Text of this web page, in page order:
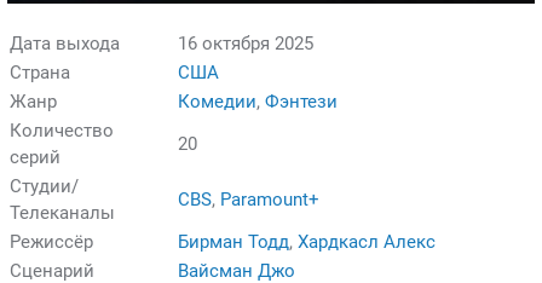
Дата выхода
16 октября 2025
Страна
США
Жанр
Комедии, Фэнтези
Количество
серий
20
Студии/
Телеканалы
CBS, Paramount+
Режиссёр
Бирман Тодд, Хардкасл Алекс
Сценарий
Вайсман Джо